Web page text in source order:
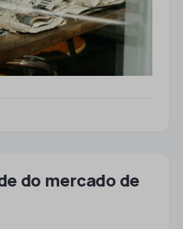
do mercado de